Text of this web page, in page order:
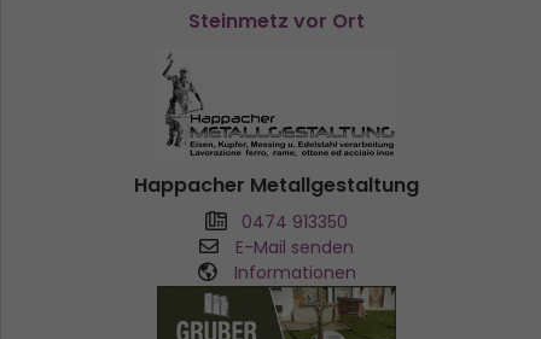
Steinmetz vor Ort
Happacher Metallgestaltung
0474 913350
E-Mail senden
Informationen